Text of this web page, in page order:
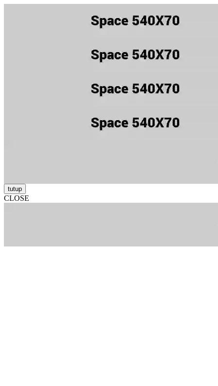
tutup
CLOSE